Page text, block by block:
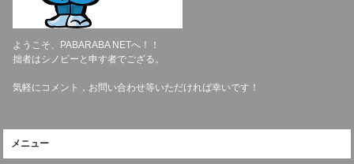
ようこそ、PABARABA NETへ！！
拙者はシノビーと申す者でござる。
気軽にコメント，お問い合わせ等いただければ幸いです！
メニュー